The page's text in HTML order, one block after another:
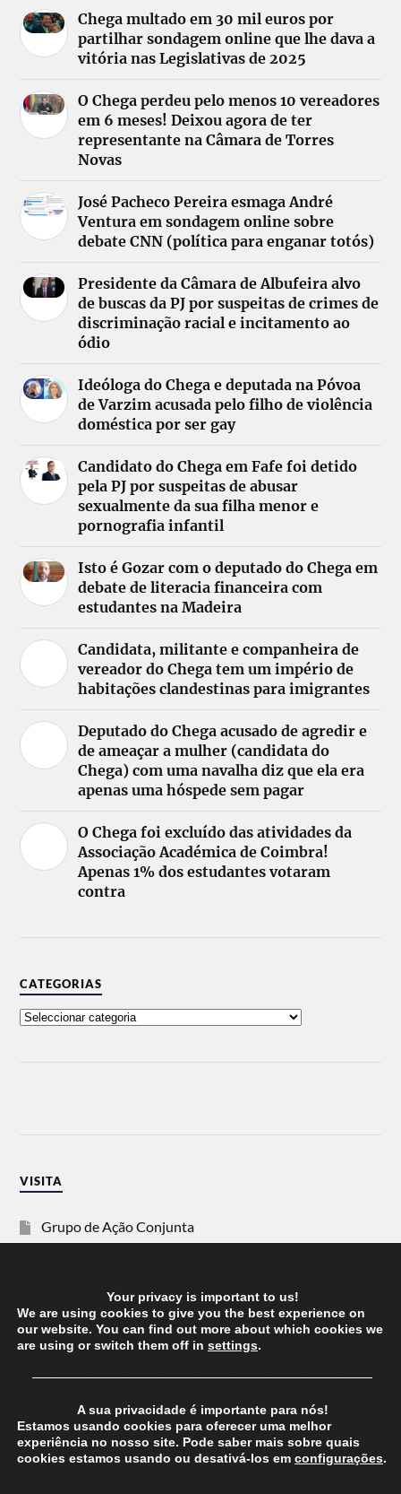
Chega multado em 30 mil euros por
partilhar sondagem online que lhe dava a
vitória nas Legislativas de 2025
O Chega perdeu pelo menos 10 vereadores
em 6 meses! Deixou agora de ter
representante na Câmara de Torres
Novas
José Pacheco Pereira esmaga André
Ventura em sondagem online sobre
debate CNN (política para enganar totós)
Presidente da Câmara de Albufeira alvo
de buscas da PJ por suspeitas de crimes de
discriminação racial e incitamento ao
ódio
Ideóloga do Chega e deputada na Póvoa
de Varzim acusada pelo filho de violência
doméstica por ser gay
Candidato do Chega em Fafe foi detido
pela PJ por suspeitas de abusar
sexualmente da sua filha menor e
pornografia infantil
Isto é Gozar com o deputado do Chega em
debate de literacia financeira com
estudantes na Madeira
Candidata, militante e companheira de
vereador do Chega tem um império de
habitações clandestinas para imigrantes
Deputado do Chega acusado de agredir e
de ameaçar a mulher (candidata do
Chega) com uma navalha diz que ela era
apenas uma hóspede sem pagar
O Chega foi excluído das atividades da
Associação Académica de Coimbra!
Apenas 1% dos estudantes votaram
contra
CATEGORIAS
VISITA
Grupo de Ação Conjunta
Vida Justa
dezanove
Your privacy is important to us!
We are using cookies to give you the best experience on
our website. You can find out more about which cookies we
are using or switch them off in settings.
──────────────────────────────────────
A sua privacidade é importante para nós!
Estamos usando cookies para oferecer uma melhor
experiência no nosso site. Pode saber mais sobre quais
cookies estamos usando ou desativá-los em configurações.